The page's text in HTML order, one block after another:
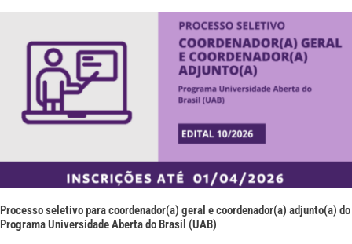
Processo seletivo para coordenador(a) geral e coordenador(a) adjunto(a) do
Programa Universidade Aberta do Brasil (UAB)